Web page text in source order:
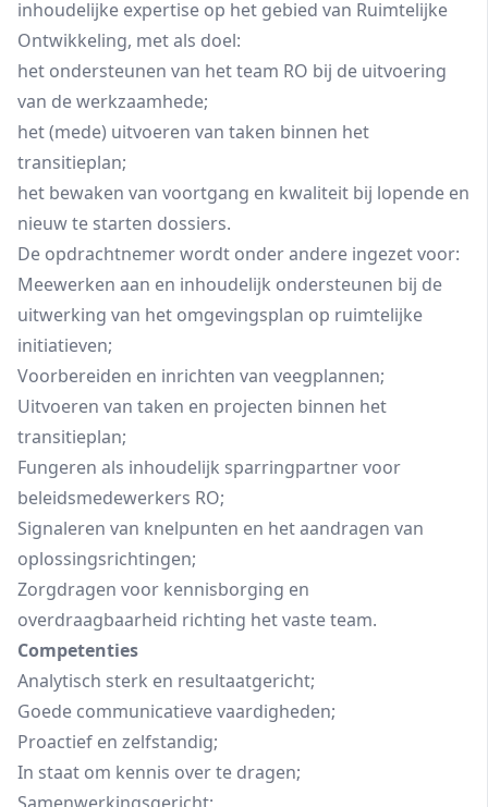
inhoudelijke expertise op het gebied van Ruimtelijke
Ontwikkeling, met als doel:
het ondersteunen van het team RO bij de uitvoering
van de werkzaamhede;
het (mede) uitvoeren van taken binnen het
transitieplan;
het bewaken van voortgang en kwaliteit bij lopende en
nieuw te starten dossiers.
De opdrachtnemer wordt onder andere ingezet voor:
Meewerken aan en inhoudelijk ondersteunen bij de
uitwerking van het omgevingsplan op ruimtelijke
initiatieven;
Voorbereiden en inrichten van veegplannen;
Uitvoeren van taken en projecten binnen het
transitieplan;
Fungeren als inhoudelijk sparringpartner voor
beleidsmedewerkers RO;
Signaleren van knelpunten en het aandragen van
oplossingsrichtingen;
Zorgdragen voor kennisborging en
overdraagbaarheid richting het vaste team.
Competenties
Analytisch sterk en resultaatgericht;
Goede communicatieve vaardigheden;
Proactief en zelfstandig;
In staat om kennis over te dragen;